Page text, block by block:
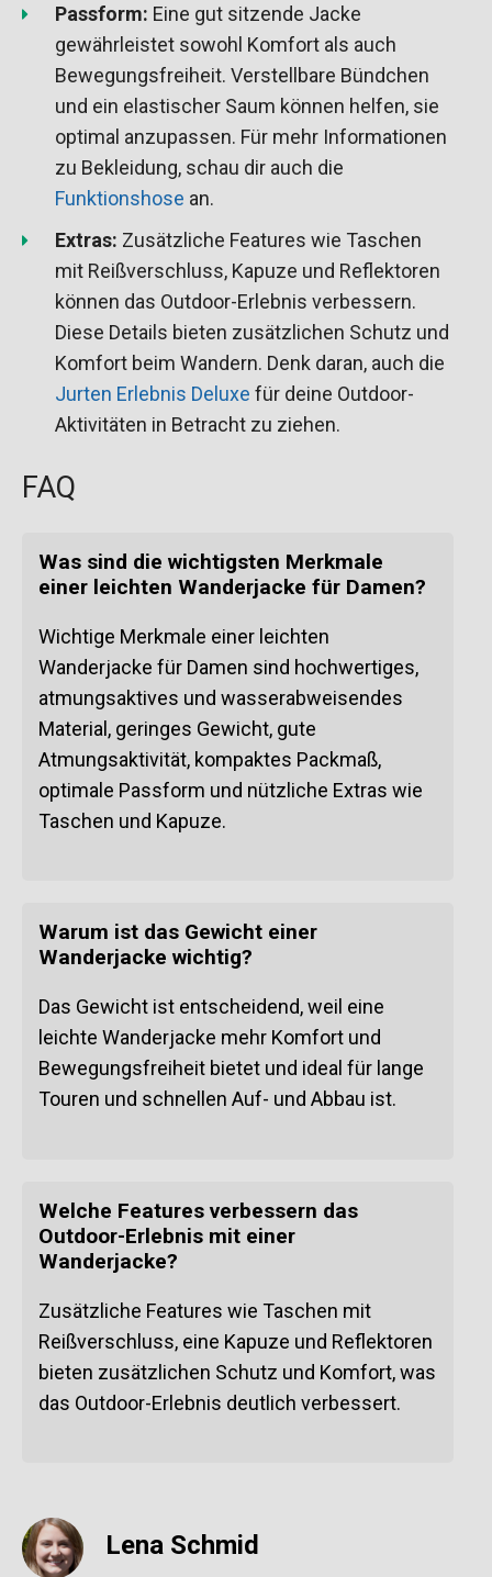
Passform: Eine gut sitzende Jacke
gewährleistet sowohl Komfort als auch
Bewegungsfreiheit. Verstellbare Bündchen
und ein elastischer Saum können helfen, sie
optimal anzupassen. Für mehr Informationen
zu Bekleidung, schau dir auch die
Funktionshose an.
Extras: Zusätzliche Features wie Taschen
mit Reißverschluss, Kapuze und Reflektoren
können das Outdoor-Erlebnis verbessern.
Diese Details bieten zusätzlichen Schutz und
Komfort beim Wandern. Denk daran, auch die
Jurten Erlebnis Deluxe für deine Outdoor-
Aktivitäten in Betracht zu ziehen.
FAQ
Was sind die wichtigsten Merkmale
einer leichten Wanderjacke für Damen?
Wichtige Merkmale einer leichten
Wanderjacke für Damen sind hochwertiges,
atmungsaktives und wasserabweisendes
Material, geringes Gewicht, gute
Atmungsaktivität, kompaktes Packmaß,
optimale Passform und nützliche Extras wie
Taschen und Kapuze.
Warum ist das Gewicht einer
Wanderjacke wichtig?
Das Gewicht ist entscheidend, weil eine
leichte Wanderjacke mehr Komfort und
Bewegungsfreiheit bietet und ideal für lange
Touren und schnellen Auf- und Abbau ist.
Welche Features verbessern das
Outdoor-Erlebnis mit einer
Wanderjacke?
Zusätzliche Features wie Taschen mit
Reißverschluss, eine Kapuze und Reflektoren
bieten zusätzlichen Schutz und Komfort, was
das Outdoor-Erlebnis deutlich verbessert.
Lena Schmid